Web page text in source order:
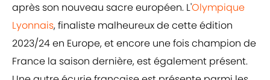
après son nouveau sacre européen. L'Olympique
Lyonnais, finaliste malheureux de cette édition
2023/24 en Europe, et encore une fois champion de
France la saison dernière, est également présent.